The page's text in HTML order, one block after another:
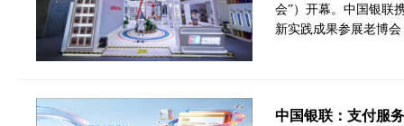
会”）开幕。中国银联
新实践成果参展老博
中国银联：支付服